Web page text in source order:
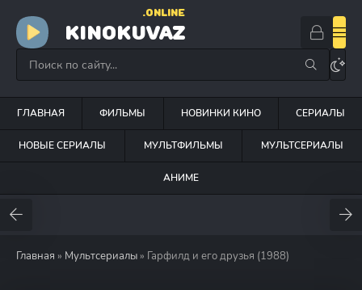
KINOKUVAZ
.ONLINE
ГЛАВНАЯ ФИЛЬМЫ НОВИНКИ КИНО СЕРИАЛЫ
НОВЫЕ СЕРИАЛЫ МУЛЬТФИЛЬМЫ МУЛЬТСЕРИАЛЫ
АНИМЕ
Главная » Мультсериалы » Гарфилд и его друзья (1988)